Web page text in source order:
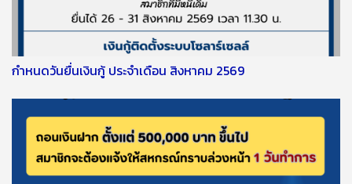
กำหนดวันยื่นเงินกู้ ประจำเดือน สิงหาคม 2569